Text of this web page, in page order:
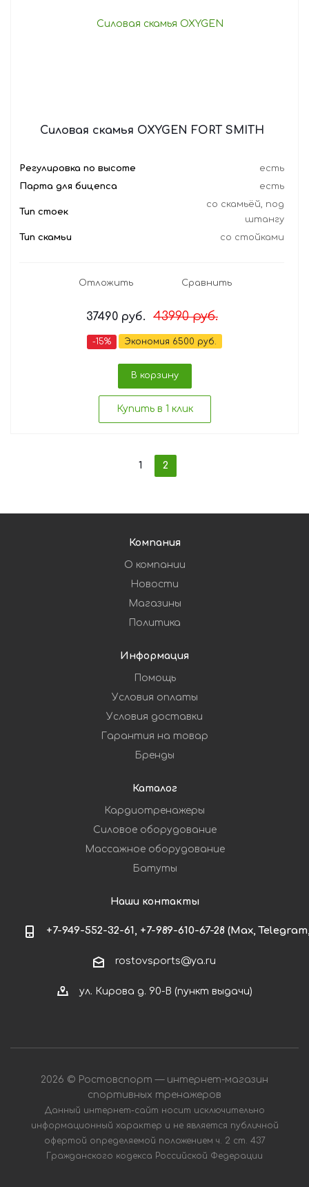
Силовая скамья OXYGEN FORT SMITH
Регулировка по высоте
есть
Парта для бицепса
есть
Тип стоек
со скамьёй, под
штангу
Тип скамьи
со стойками
Отложить Сравнить
37490 руб. 43990руб.
-15% Экономия 6500 руб.
В корзину
Купить в 1 клик
1 2
Компания
О компании
Новости
Магазины
Политика
Информация
Помощь
Условия оплаты
Условия доставки
Гарантия на товар
Бренды
Каталог
Кардиотренажеры
Силовое оборудование
Массажное оборудование
Батуты
Наши контакты
+7-949-552-32-61, +7-989-610-67-28 (Max,
rostovsports@ya.ru
ул. Кирова д. 90-В (пункт выдачи)
2026 © Ростовcпорт — интернет-магазин
спортивных тренажеров
Данный интернет-сайт носит исключительно
информационный характер и не является публичной
офертой определяемой положением ч. 2 ст. 437
Гражданского кодекса Российской Федерации